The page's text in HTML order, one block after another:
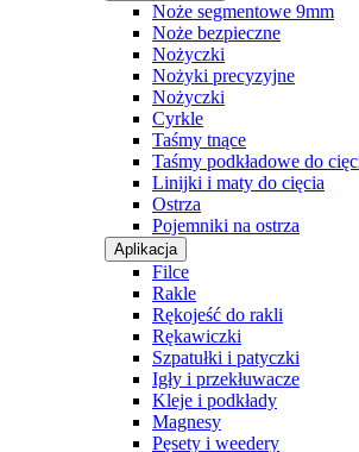
Noże segmentowe 9mm
Noże bezpieczne
Nożyczki
Nożyki precyzyjne
Nożyczki
Cyrkle
Taśmy tnące
Taśmy podkładowe do
Linijki i maty do cięcia
Ostrza
Pojemniki na ostrza
Aplikacja
Filce
Rakle
Rękojeść do rakli
Rękawiczki
Szpatułki i patyczki
Igły i przekłuwacze
Kleje i podkłady
Magnesy
Pęsety i weedery